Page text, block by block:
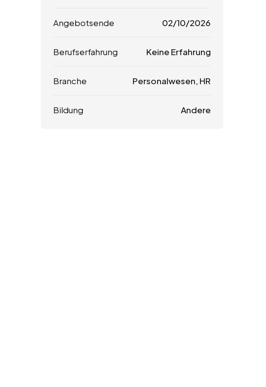
Angebotsende 02/10/2026
Berufserfahrung Keine Erfahrung
Branche Personalwesen, HR
Bildung Andere